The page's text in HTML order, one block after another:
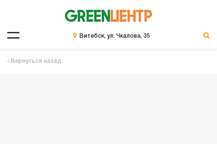
Витебск, ул. Чкалова, 35
Вернуться назад